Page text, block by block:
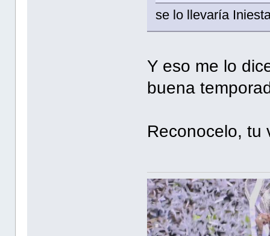
se lo llevaría
Y eso me lo
buena
Reconocelo,